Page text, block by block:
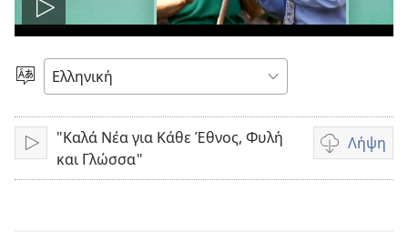
Αναπαραγωγή
βίντεο
Επιλέξτε
Γλώσσα
Αναπαραγωγή
"Καλά Νέα για Κάθε Έθνος, Φυλή
και Γλώσσα"
Λήψη
Επιλογές
λήψης